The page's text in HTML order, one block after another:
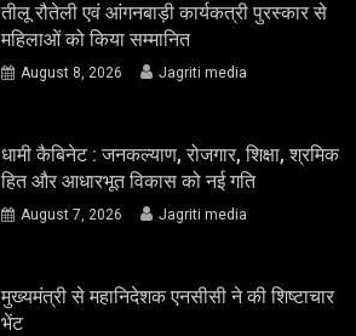
तीलू रौतेली एवं आंगनबाड़ी कार्यकत्री पुरस्कार से
महिलाओं को किया सम्मानित
August 8, 2026 Jagriti media
धामी कैबिनेट : जनकल्याण, रोजगार, शिक्षा, श्रमिक
हित और आधारभूत विकास को नई गति
August 7, 2026 Jagriti media
मुख्यमंत्री से महानिदेशक एनसीसी ने की शिष्टाचार
भेंट